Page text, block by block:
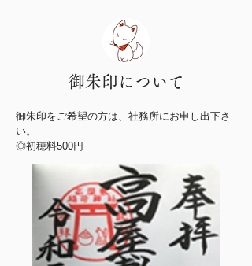
御朱印について
御朱印をご希望の方は、社務所にお申し出下さ
い。
◎初穂料500円